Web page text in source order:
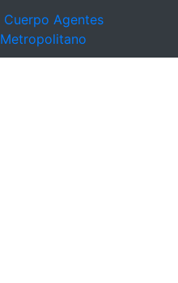
Cuerpo Agentes
Metropolitano